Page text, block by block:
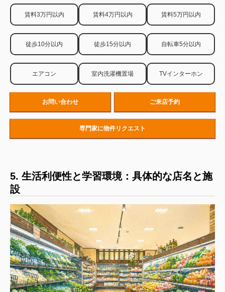
賃料3万円以内 賃料4万円以内 賃料5万円以内
徒歩10分以内 徒歩15分以内 自転車5分以内
エアコン 室内洗濯機置場 TVインターホン
お問い合わせ ご来店予約
専門家に物件リクエスト
5. 生活利便性と学習環境：具体的な店名と施
設